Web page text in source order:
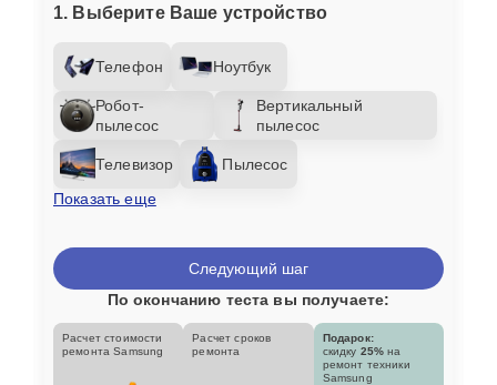
1. Выберите Ваше устройство
Телефон Ноутбук
Робот-
пылесос
Вертикальный
пылесос
Телевизор
Пылесос
Показать еще
Следующий шаг
По окончанию теста вы получаете:
Расчет стоимости
ремонта Samsung
Расчет сроков
ремонта
Подарок:
скидку 25% на
ремонт техники
Samsung